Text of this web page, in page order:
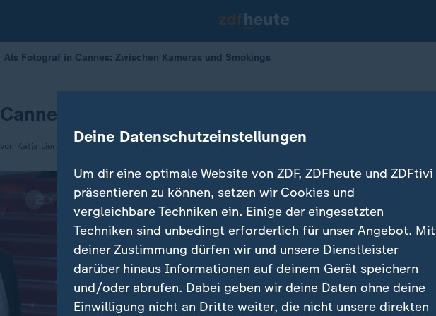
Als Fotograf in Cannes: Zwischen Kameras und Smokings
Cannes: So erlebt ein Fotograf das Festival
von Katja Liersch Deine Datenschutzeinstellungen
Um dir eine optimale Website von ZDF, ZDFheute und ZDFtivi
präsentieren zu können, setzen wir Cookies und
vergleichbare Techniken ein. Einige der eingesetzten
Techniken sind unbedingt erforderlich für unser Angebot. Mit
deiner Zustimmung dürfen wir und unsere Dienstleister
darüber hinaus Informationen auf deinem Gerät speichern
und/oder abrufen. Dabei geben wir deine Daten ohne deine
Einwilligung nicht an Dritte weiter, die nicht unsere direkten